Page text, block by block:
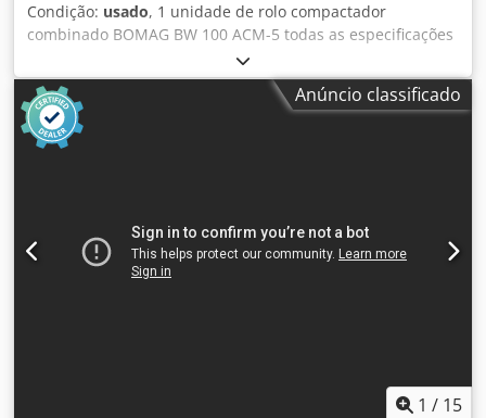
Condição: usado, 1 unidade de rolo compactador
combinado BOMAG BW 100 ACM-5 todas as especificações
técnicas do item em leilão podem ser encontradas em
"Documentos" como um ficheiro PDF para download!
Codpfx Aszqaycekworf Cor: conforme a imagem, de acordo
com as fotografias e a inspeção Estado: usado
Anúncio classificado
1 / 15